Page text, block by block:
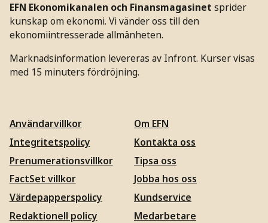
EFN Ekonomikanalen och Finansmagasinet sprider
kunskap om ekonomi. Vi vänder oss till den
ekonomiintresserade allmänheten.
Marknadsinformation levereras av Infront. Kurser visas
med 15 minuters fördröjning.
Användarvillkor
Integritetspolicy
Prenumerationsvillkor
FactSet villkor
Värdepapperspolicy
Redaktionell policy
Om EFN
Kontakta oss
Tipsa oss
Jobba hos oss
Kundservice
Medarbetare